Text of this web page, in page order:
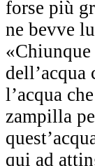
forse più
ne bevve
«Chiunque
l’acqua
zampilla
qui ad